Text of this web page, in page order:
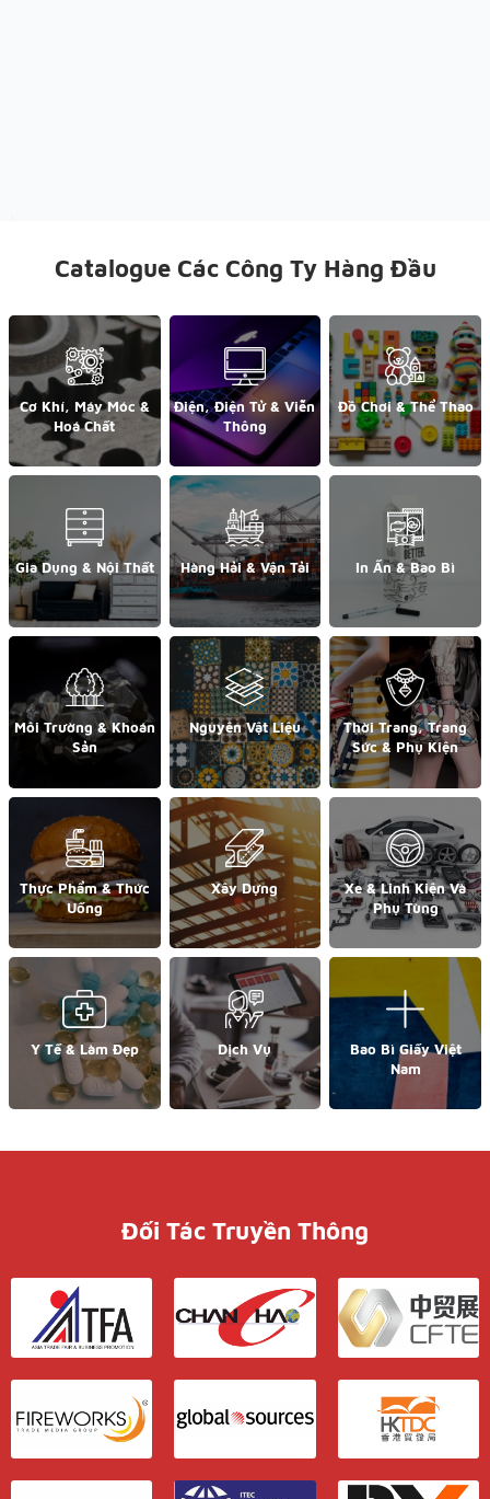
Catalogue Các Công Ty Hàng Đầu
Cơ Khí, Máy Móc &
Hoá Chất
Điện, Điện Tử & Viễn
Thông
Đồ Chơi & Thể Thao
Gia Dụng & Nội Thất Hàng Hải & Vận Tải In Ấn & Bao Bì
Môi Trường & Khoán
Sản
Nguyên Vật Liệu
Thời Trang, Trang
Sức & Phụ Kiện
Thực Phẩm & Thức
Uống
Xây Dựng
Xe & Linh Kiện Và
Phụ Tùng
Y Tế & Làm Đẹp Dịch Vụ
Bao Bì Giấy Việt
Nam
Đối Tác Truyền Thông